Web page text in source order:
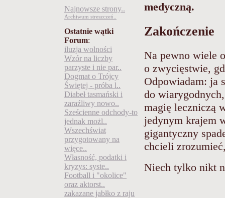
Najnowsze strony..
Archiwum streszczeń..
Ostatnie wątki
Forum:
iluzja wolności
Wzór na liczby
parzyste i nie par..
Dogmat o Trójcy
Świętej - próba l..
Diabeł tasmański i
zaraźliwy nowo..
Sześcienne odchody-to
jednak możl..
Wszechświat
przygotowany na
więce..
Własność, podatki i
kryzys: syste..
Football i "okolice"
oraz aktorst..
zakazane jabłko z raju
medyczną.
Zakończenie
Na pewno wiele
o zwycięstwie,
Odpowiadam: ja
do
magię leczniczą
jedynym krajem
gigantyczny
chcieli
Niech tylko nikt